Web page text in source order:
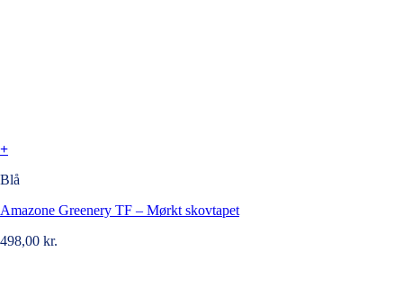
+
Blå
Amazone Greenery TF – Mørkt skovtapet
498,00 kr.